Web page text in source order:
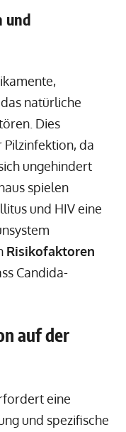
und
natürliche
Dies
Pilzinfektion, da
ungehindert
spielen
und HIV eine
Risikofaktoren
Candida-
auf der
eine
und spezifische